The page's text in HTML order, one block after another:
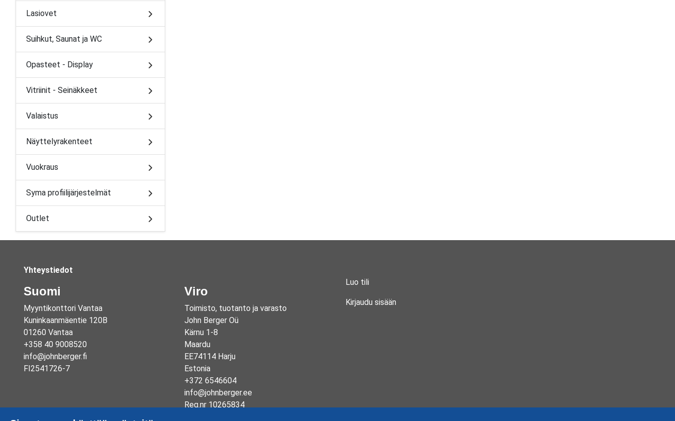
Lasiovet
Suihkut, Saunat ja WC
Opasteet - Display
Vitriinit - Seinäkkeet
Valaistus
Näyttelyrakenteet
Vuokraus
Syma profiilijärjestelmät
Outlet
Yhteystiedot
Suomi
Myyntikonttori Vantaa
Kuninkaanmäentie 120B
01260 Vantaa
+358 40 9008520
info@johnberger.fi
FI2541726-7
Viro
Toimisto, tuotanto ja varasto
John Berger Oü
Kärnu 1-8
Maardu
EE74114 Harju
Estonia
+372 6546604
info@johnberger.ee
Reg.nr 10265834
Luo tili
Kirjaudu sisään